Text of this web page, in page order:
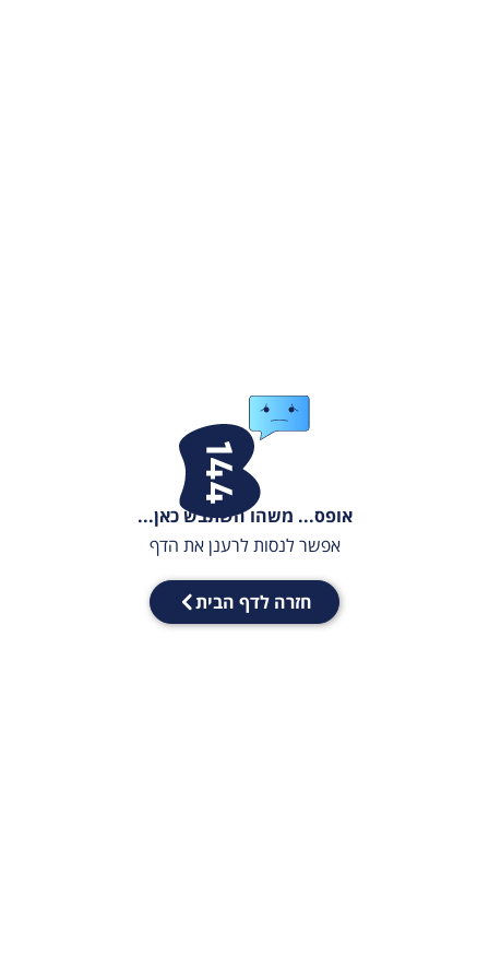
אופס... משהו השתבש כאן...
אפשר לנסות לרענן את הדף
חזרה לדף הבית